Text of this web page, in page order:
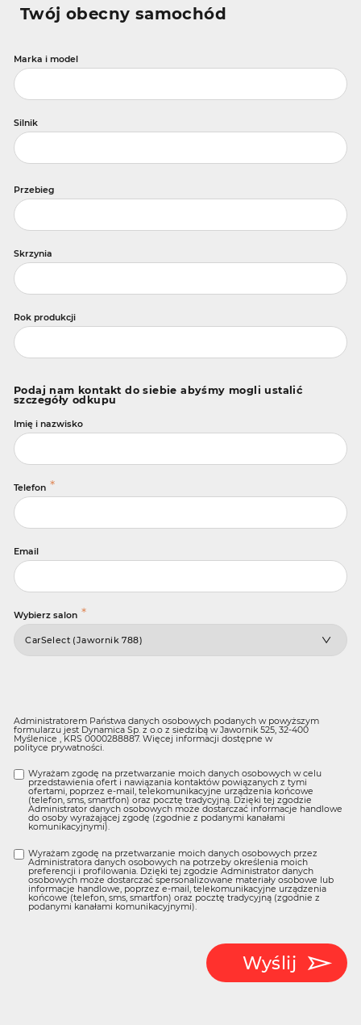
Twój obecny samochód
Marka i model
Silnik
Przebieg
Skrzynia
Rok produkcji
Podaj nam kontakt do siebie abyśmy mogli ustalić
szczegóły odkupu
Imię i nazwisko
Telefon *
Email
Wybierz salon *
Administratorem Państwa danych osobowych podanych w powyższym
formularzu jest Dynamica Sp. z o.o z siedzibą w Jawornik 525, 32-400
Myślenice , KRS 0000288887. Więcej informacji dostępne w
polityce prywatności
Wyrażam zgodę na przetwarzanie moich danych osobowych w celu
przedstawienia ofert i nawiązania kontaktów powiązanych z tymi
ofertami, poprzez e-mail, telekomunikacyjne urządzenia końcowe
(telefon, sms, smartfon) oraz pocztę tradycyjną. Dzięki tej zgodzie
Administrator danych osobowych może dostarczać informacje handlowe
do osoby wyrażającej zgodę (zgodnie z podanymi kanałami
komunikacyjnymi).
Wyrażam zgodę na przetwarzanie moich danych osobowych przez
Administratora danych osobowych na potrzeby określenia moich
preferencji i profilowania. Dzięki tej zgodzie Administrator danych
osobowych może dostarczać spersonalizowane materiały osobowe lub
informacje handlowe, poprzez e-mail, telekomunikacyjne urządzenia
końcowe (telefon, sms, smartfon) oraz pocztę tradycyjną (zgodnie z
podanymi kanałami komunikacyjnymi).
Wyślij